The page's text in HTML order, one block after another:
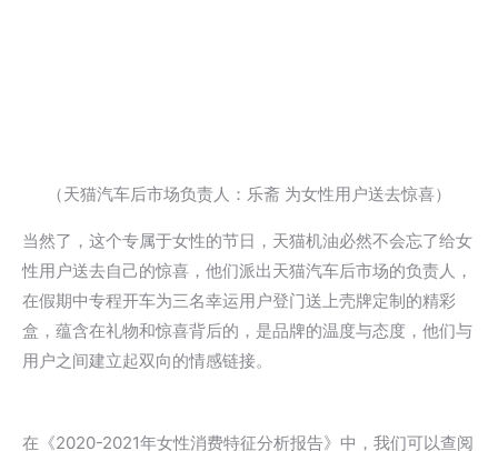
（天猫汽车后市场负责人：乐斋 为女性用户送去惊喜）
当然了，这个专属于女性的节日，天猫机油必然不会忘了给女
性用户送去自己的惊喜，他们派出天猫汽车后市场的负责人，
在假期中专程开车为三名幸运用户登门送上壳牌定制的精彩
盒，蕴含在礼物和惊喜背后的，是品牌的温度与态度，他们与
用户之间建立起双向的情感链接。
在《2020-2021年女性消费特征分析报告》中，我们可以查阅